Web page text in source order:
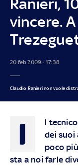
Ranieri,
vincere.
20 feb 2009 - 17:38
Claudio Ranieri non vuole
I
l
dei suoi
poco
sta a noi farle